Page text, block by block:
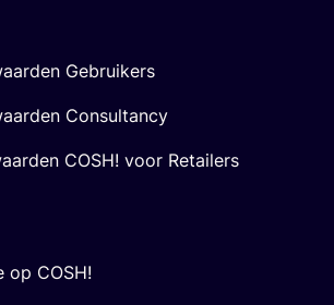
Gebruikers
Consultancy
COSH! voor Retailers
op COSH!